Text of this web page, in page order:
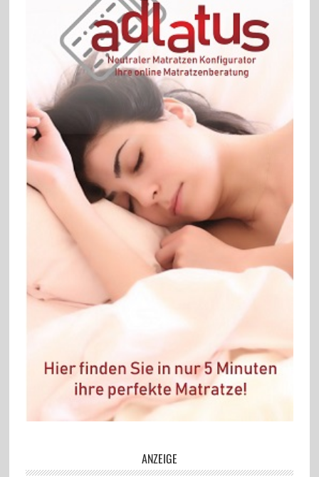
ANZEIGE